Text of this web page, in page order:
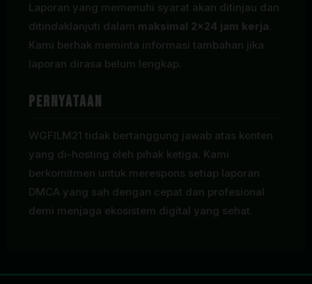
Laporan yang memenuhi syarat akan ditinjau dan
ditindaklanjuti dalam maksimal 2×24 jam kerja.
Kami berhak meminta informasi tambahan jika
laporan dirasa belum lengkap.
Pernyataan
WGFILM21 tidak bertanggung jawab atas konten
yang di-hosting oleh pihak ketiga. Kami
berkomitmen untuk merespons setiap laporan
DMCA yang sah dengan cepat dan profesional
demi menjaga ekosistem digital yang sehat.